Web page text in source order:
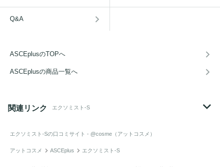
Q&A
ASCEplusのTOPへ
ASCEplusの商品一覧へ
関連リンク エクソミスト-S
エクソミスト-Sの口コミサイト - @cosme（アットコスメ）
アットコスメ ASCEplus エクソミスト-S